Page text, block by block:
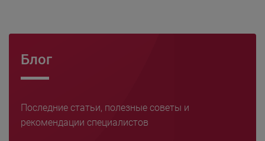
Блог
Последние статьи, полезные советы и
рекомендации специалистов